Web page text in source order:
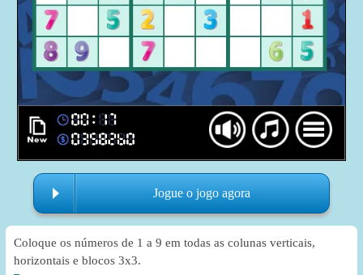
Jogue o jogo agora
Coloque os números de 1 a 9 em todas as colunas verticais,
horizontais e blocos 3x3.